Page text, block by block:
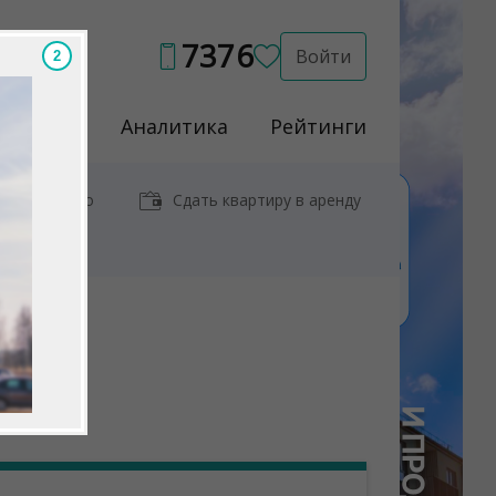
7376 Войти
Аналитика Рейтинги
у метро Сдать квартиру в аренду